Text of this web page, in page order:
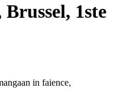
1ste
in faience,